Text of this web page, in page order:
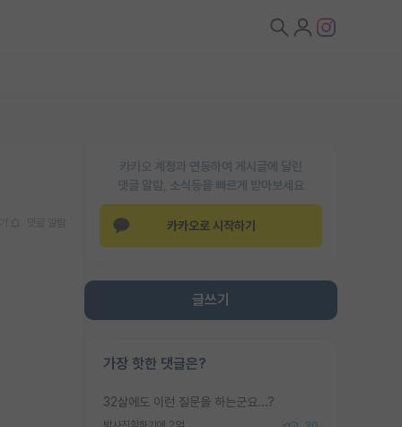
카카오 계정과 연동하여 게시글에 달린
댓글 알람, 소식등을 빠르게 받아보세요
카카오로 시작하기
글쓰기
가장 핫한 댓글은?
32살에도 이런 질문을 하는군요...?